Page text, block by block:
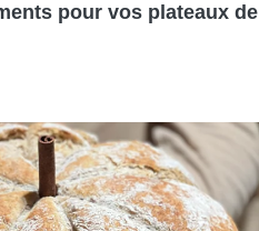
pour vos plateaux de